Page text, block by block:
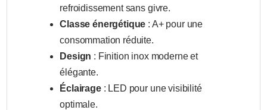
refroidissement sans givre.
Classe énergétique : A+ pour une
consommation réduite.
Design : Finition inox moderne et
élégante.
Éclairage: LED pour une visibilité
optimale.